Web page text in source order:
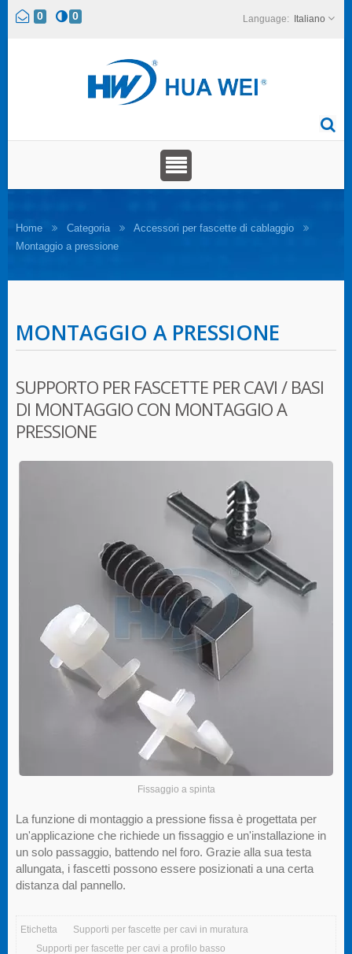
0 0 Italiano
Home Categoria
Accessori per fascette di cablaggio
Montaggio a pressione
MONTAGGIO A PRESSIONE
SUPPORTO PER FASCETTE PER CAVI / BASI
DI MONTAGGIO CON MONTAGGIO A
PRESSIONE
Fissaggio a spinta
La funzione di montaggio a pressione fissa è progettata per
un'applicazione che richiede un fissaggio e un'installazione in
un solo passaggio, battendo nel foro. Grazie alla sua testa
allungata, i fascetti possono essere posizionati a una certa
distanza dal pannello.
Etichetta
Supporti per fascette per cavi in muratura
Supporti per fascette per cavi a profilo basso